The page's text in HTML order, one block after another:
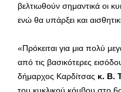
βελτιωθούν σημαντικά οι
ενώ θα υπάρξει και
«Πρόκειται για μια πολύ
από τις βασικότερες
δήμαρχος Καρδίτσας κ. Β.
του κυκλικού κόμβου στο